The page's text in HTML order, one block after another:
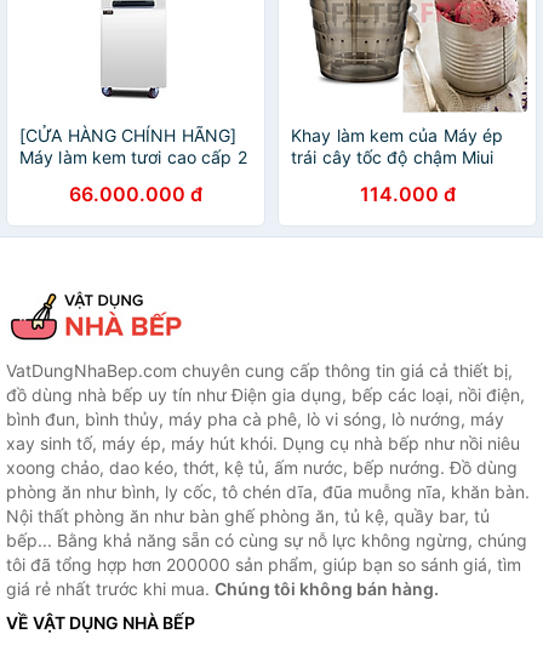
[CỬA HÀNG CHÍNH HÃNG]
Máy làm kem tươi cao cấp 2
66.000.000 đ
Khay làm kem của Máy ép
trái cây tốc độ chậm Miui
JE-B05B, XKJ-03B, B01B
mã B11 - Hàng Nhập Khẩu
114.000 đ
VatDungNhaBep.com chuyên cung cấp thông tin giá cả thiết bị,
đồ dùng nhà bếp uy tín như Điện gia dụng, bếp các loại, nồi điện,
bình đun, bình thủy, máy pha cà phê, lò vi sóng, lò nướng, máy
xay sinh tố, máy ép, máy hút khói. Dụng cụ nhà bếp như nồi niêu
xoong chảo, dao kéo, thớt, kệ tủ, ấm nước, bếp nướng. Đồ dùng
phòng ăn như bình, ly cốc, tô chén dĩa, đũa muỗng nĩa, khăn bàn.
Nội thất phòng ăn như bàn ghế phòng ăn, tủ kệ, quầy bar, tủ
bếp... Bằng khả năng sẵn có cùng sự nỗ lực không ngừng, chúng
tôi đã tổng hợp hơn 200000 sản phẩm, giúp bạn so sánh giá, tìm
giá rẻ nhất trước khi mua. Chúng tôi không bán hàng.
VỀ VẬT DỤNG NHÀ BẾP